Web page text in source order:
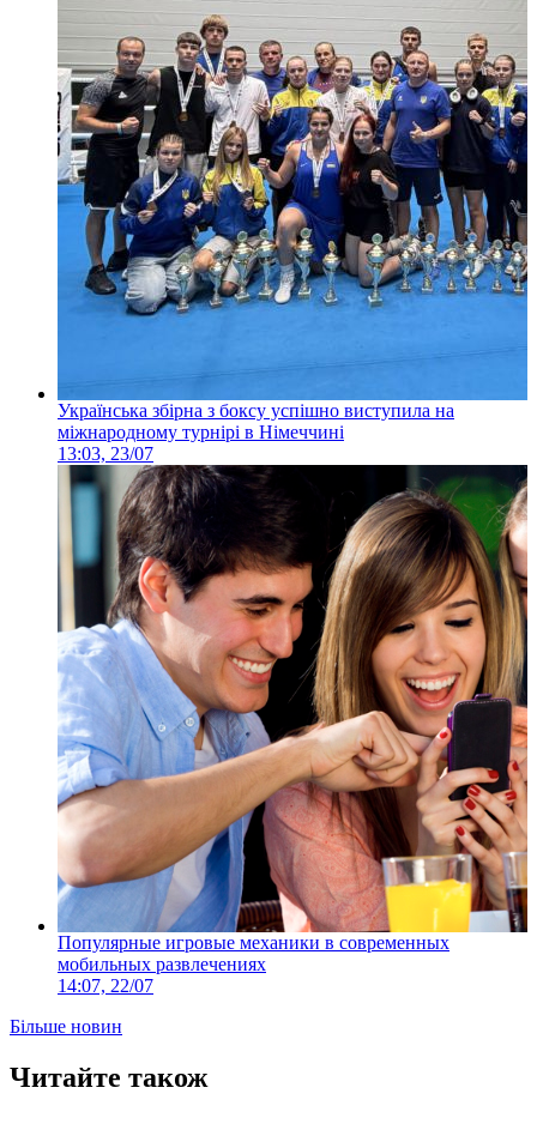
Українська збірна з боксу успішно виступила на
міжнародному турнірі в Німеччині
13:03, 23/07
Популярные игровые механики в современных
мобильных развлечениях
14:07, 22/07
Більше новин
Читайте також